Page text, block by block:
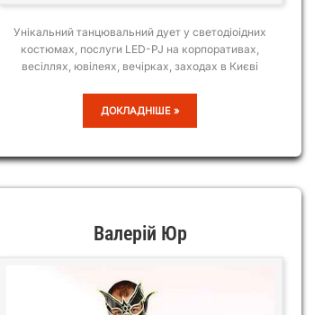
Унікальний танцювальний дует у светодіоідних
костюмах, послуги LED-PJ на корпоративах,
весіллях, ювілеях, вечірках, заходах в Києві
LIGHT
DIVAS
ДОКЛАДНІШЕ »
Валерій Юр